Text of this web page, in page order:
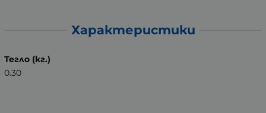
Характеристики
Тегло (кг.)
0.30